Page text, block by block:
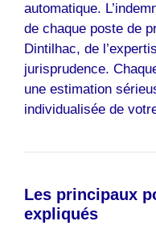
automatique.
de chaque poste de
Dintilhac, de
jurisprudence.
une estimation
individualisée de
Les principaux
expliqués